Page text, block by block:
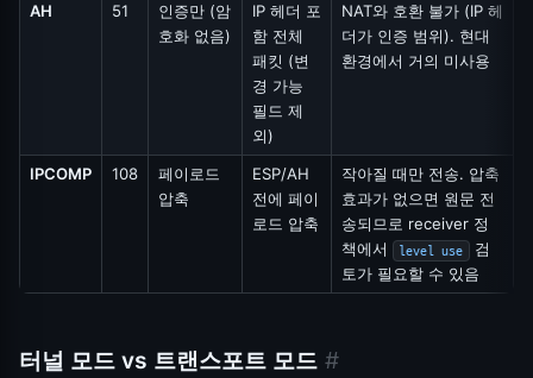
AH 51
인증만 (암
호화 없음)
IP 헤더 포
함 전체
패킷 (변
경 가능
필드 제
외)
NAT와 호환 불가 (IP 헤
더가 인증 범위). 현대
환경에서 거의 미사용
IPCOMP 108
페이로드
압축
ESP/AH
전에 페이
로드 압축
작아질 때만 전송. 압축
효과가 없으면 원문 전
송되므로 receiver 정
책에서
level use
검
토가 필요할 수 있음
터널 모드 vs 트랜스포트 모드 #